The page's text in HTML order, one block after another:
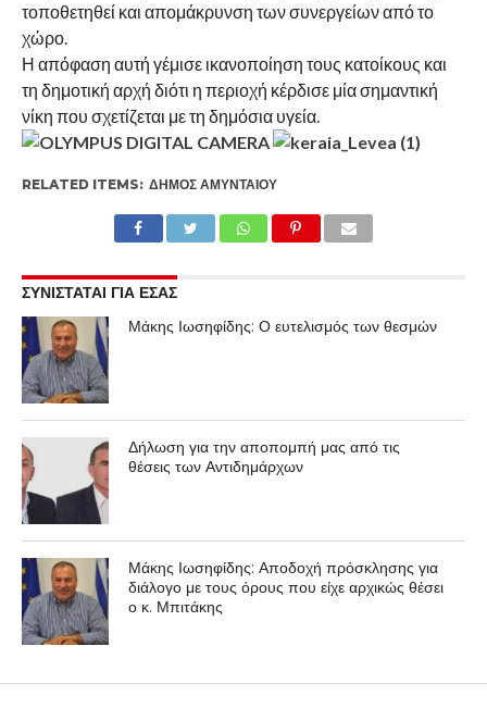
τοποθετηθεί και απομάκρυνση των συνεργείων από το
χώρο.
Η απόφαση αυτή γέμισε ικανοποίηση τους κατοίκους και
τη δημοτική αρχή διότι η περιοχή κέρδισε μία σημαντική
νίκη που σχετίζεται με τη δημόσια υγεία.
RELATED ITEMS: ΔΉΜΟΣ ΑΜΥΝΤΑΊΟΥ
ΣΥΝΙΣΤΑΤΑΙ ΓΙΑ ΕΣΑΣ
Μάκης Ιωσηφίδης: Ο ευτελισμός των θεσμών
Δήλωση για την αποπομπή μας από τις
θέσεις των Αντιδημάρχων
Μάκης Ιωσηφίδης: Αποδοχή πρόσκλησης για
διάλογο με τους όρους που είχε αρχικώς θέσει
ο κ. Μπιτάκης